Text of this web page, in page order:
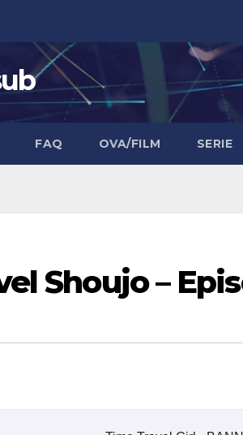
FAQ OVA/FILM SERIE
Shoujo –